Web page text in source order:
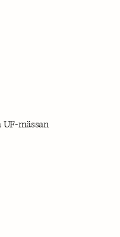
mässan